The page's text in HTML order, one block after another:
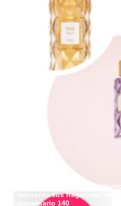
Avon presenta Iconic
reinventa sus fragancias
aniversario 140